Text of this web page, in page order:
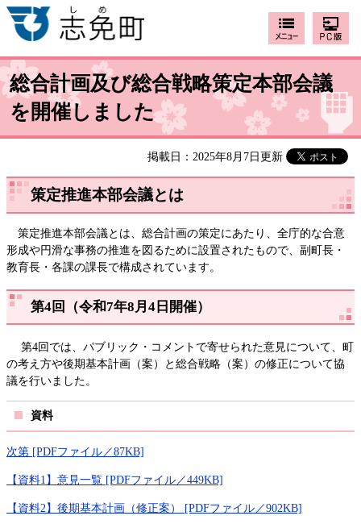
総合計画及び総合戦略策定本部会議
を開催しました
掲載日：2025年8月7日更新
策定推進本部会議とは
策定推進本部会議とは、総合計画の策定にあたり、全庁的な合意
形成や円滑な事務の推進を図るために設置されたもので、副町長・
教育長・各課の課長で構成されています。
第4回（令和7年8月4日開催）
第4回では、パブリック・コメントで寄せられた意見について、町
の考え方や後期基本計画（案）と総合戦略（案）の修正について協
議を行いました。
資料
次第 [PDFファイル／87KB]
【資料1】意見一覧 [PDFファイル／449KB]
【資料2】後期基本計画（修正案） [PDFファイル／902KB]